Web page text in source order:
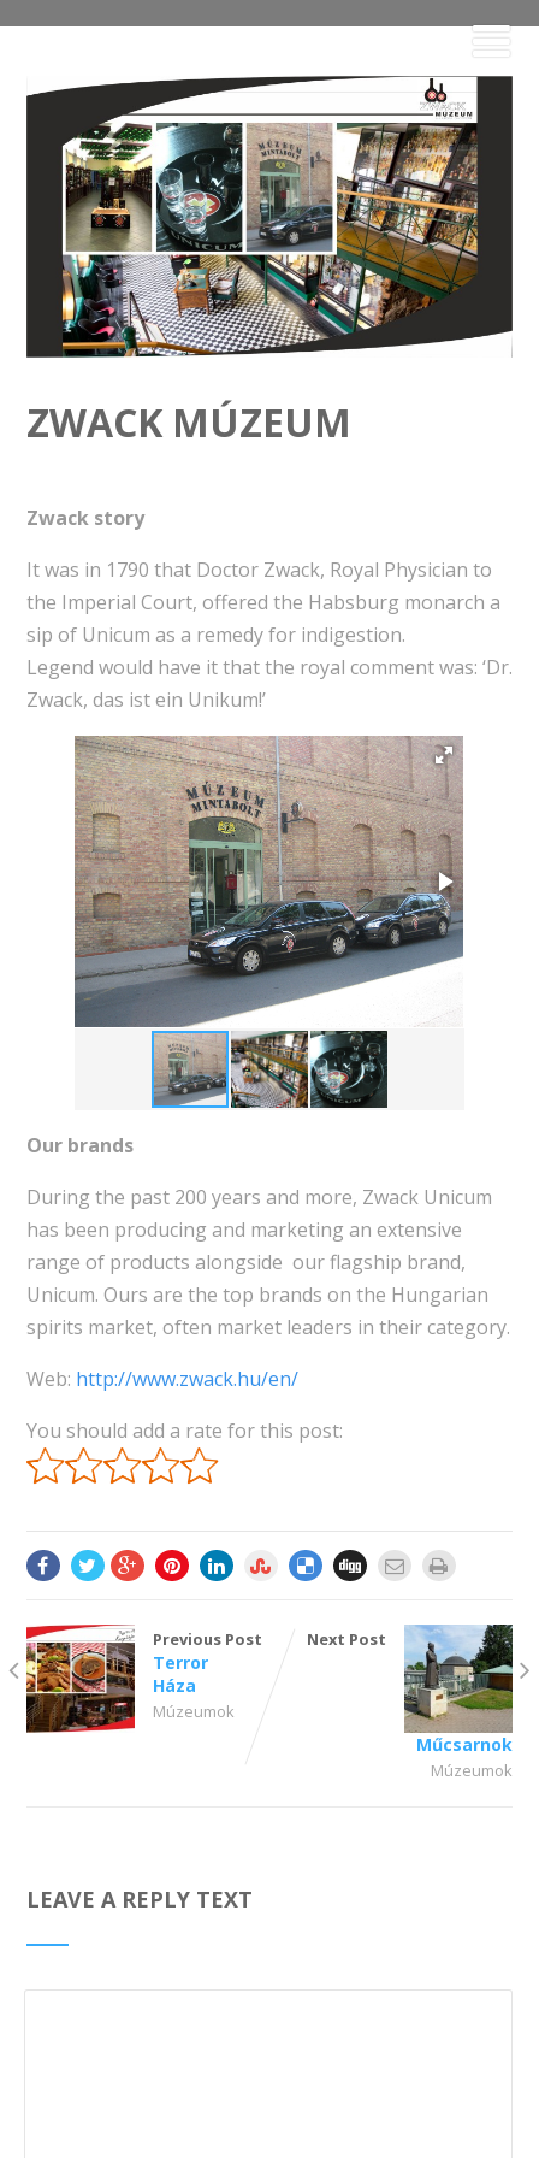
ZWACK MÚZEUM
Zwack story
It was in 1790 that Doctor Zwack, Royal Physician to
the Imperial Court, offered the Habsburg monarch a
sip of Unicum as a remedy for indigestion.
Legend would have it that the royal comment was: ‘Dr.
Zwack, das ist ein Unikum!’
Our brands
During the past 200 years and more, Zwack Unicum
has been producing and marketing an extensive
range of products alongside our flagship brand,
Unicum. Ours are the top brands on the Hungarian
spirits market, often market leaders in their category.
Web: http://www.zwack.hu/en/
You should add a rate for this post:
Previous Post
Terror
Háza
Múzeumok
Next Post
Műcsarnok
Múzeumok
LEAVE A REPLY TEXT